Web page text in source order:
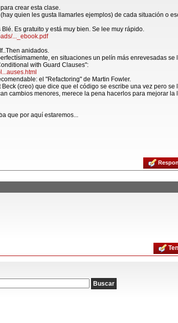
crear esta clase.
quien les gusta llamarles ejemplos) de cada situación o
Es gratuito y está muy bien. Se lee muy rápido.
..._ebook.pdf
anidados.
en situaciones un pelín más enrevesadas se
with Guard Clauses":
el "Refactoring" de Martin Fowler.
(creo) que dice que el código se escribe una vez pero se
cambios menores, merece la pena hacerlos para mejorar la
que por aquí estaremos...